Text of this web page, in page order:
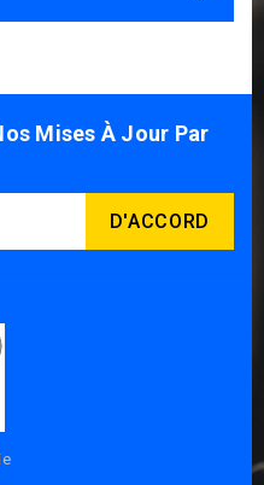
Mises À Jour Par